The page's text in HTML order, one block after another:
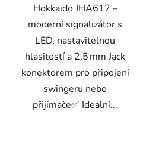
Hokkaido JHA612 –
moderní signalizátor s
LED, nastavitelnou
hlasitostí a 2,5 mm Jack
konektorem pro připojení
swingeru nebo
přijímače✅ Ideální...